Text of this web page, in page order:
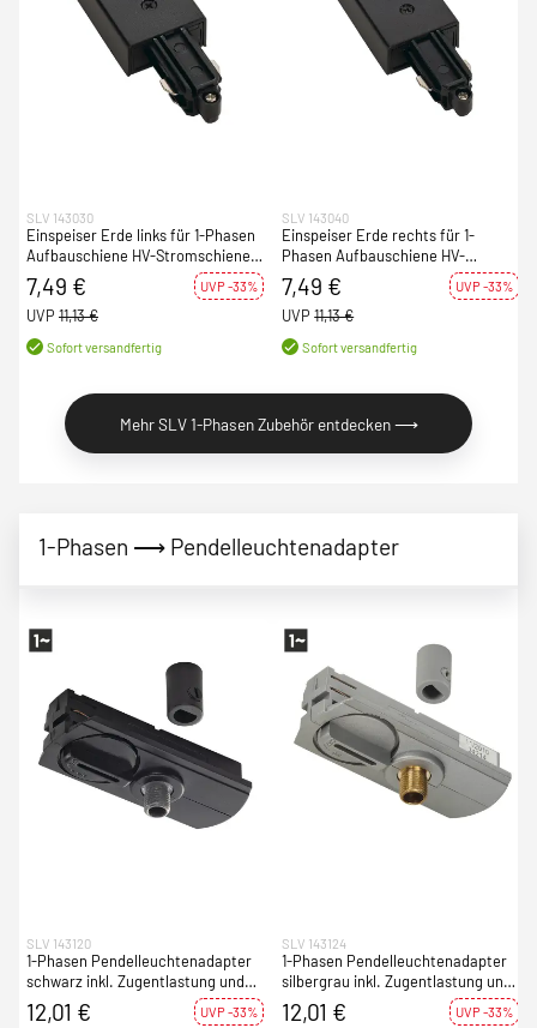
SLV 143030
Einspeiser Erde links für 1-Phasen
Aufbauschiene HV-Stromschiene
schwarz
7,49 € UVP -33%
UVP 11,13 €
Sofort versandfertig
SLV 143040
Einspeiser Erde rechts für 1-
Phasen Aufbauschiene HV-
Stromschiene schwarz
7,49 € UVP -33%
UVP 11,13 €
Sofort versandfertig
Mehr SLV 1-Phasen Zubehör entdecken ⟶
1-Phasen ⟶ Pendelleuchtenadapter
SLV 143120
1-Phasen Pendelleuchtenadapter
schwarz inkl. Zugentlastung und
Gewindestück
12,01 € UVP -33%
SLV 143124
1-Phasen Pendelleuchtenadapter
silbergrau inkl. Zugentlastung und
Gewindestück
12,01 € UVP -33%